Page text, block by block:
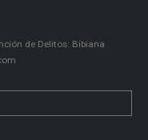
de Delitos: Bibiana